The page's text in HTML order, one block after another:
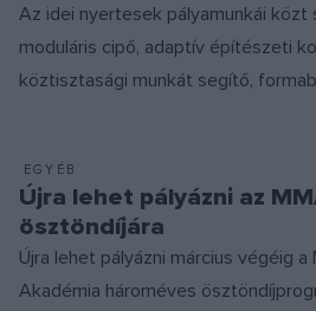
Az idei nyertesek pályamunkái közt
moduláris cipő, adaptív építészeti
köztisztasági munkát segítő,
EGYÉB
Újra lehet pályázni az
ösztöndíjára
Újra lehet pályázni március végéig a
Akadémia hároméves